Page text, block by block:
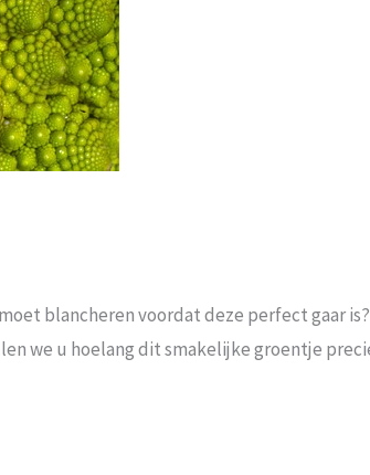
blancheren ⁤voordat deze perfect gaar
⁢we u hoelang⁤ dit smakelijke groentje